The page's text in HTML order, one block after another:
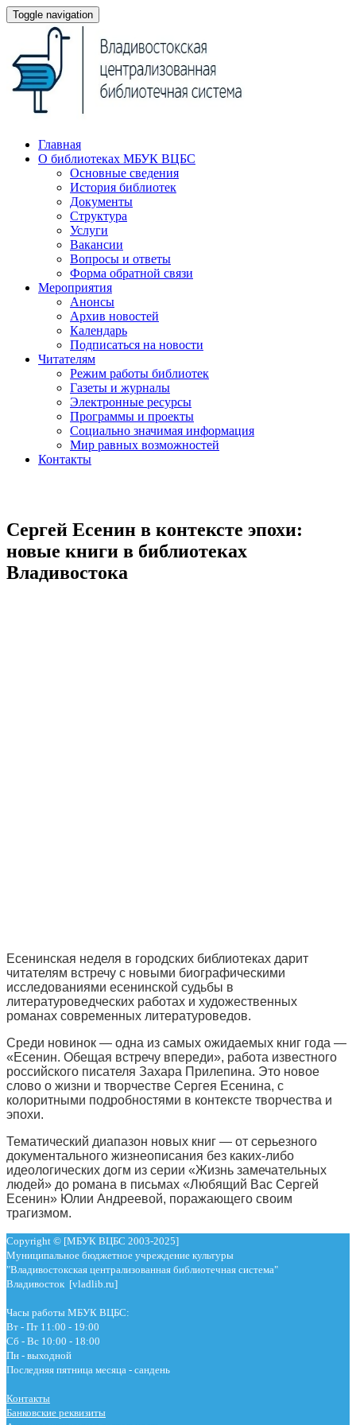
Toggle navigation
Главная
О библиотеках МБУК ВЦБС
Основные сведения
История библиотек
Документы
Структура
Услуги
Вакансии
Вопросы и ответы
Форма обратной связи
Мероприятия
Анонсы
Архив новостей
Календарь
Подписаться на новости
Читателям
Режим работы библиотек
Газеты и журналы
Электронные ресурсы
Программы и проекты
Социально значимая информация
Мир равных возможностей
Контакты
Сергей Есенин в контексте эпохи:
новые книги в библиотеках
Владивостока
Есенинская неделя в городских библиотеках дарит
читателям встречу с новыми биографическими
исследованиями есенинской судьбы в
литературоведческих работах и художественных
романах современных литературоведов.
Среди новинок — одна из самых ожидаемых книг года —
«Есенин. Обещая встречу впереди», работа известного
российского писателя Захара Прилепина. Это новое
слово о жизни и творчестве Сергея Есенина, с
колоритными подробностями в контексте творчества и
эпохи.
Тематический диапазон новых книг — от серьезного
документального жизнеописания без каких-либо
идеологических догм из серии «Жизнь замечательных
людей» до романа в письмах «Любящий Вас Сергей
Есенин» Юлии Андреевой, поражающего своим
трагизмом.
Copyright © [МБУК ВЦБС 2003-2025]
Муниципальное бюджетное учреждение культуры
"Владивостокская централизованная библиотечная система"
Владивосток [vladlib.ru]
Часы работы МБУК ВЦБС:
Вт - Пт 11:00 - 19:00
Сб - Вс 10:00 - 18:00
Пн - выходной
Последняя пятница месяца - сандень
Контакты
Банковские реквизиты